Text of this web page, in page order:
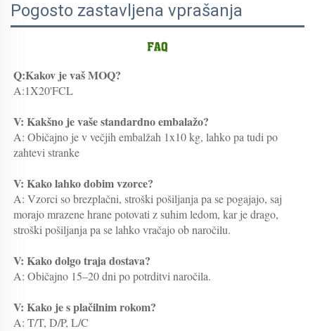
Pogosto zastavljena vprašanja
Q:Kakov je vaš MOQ?
A:1X20'FCL
V: Kakšno je vaše standardno embalažo?
A: Običajno je v večjih embalžah 1x10 kg, lahko pa tudi po
zahtevi stranke
V: Kako lahko dobim vzorce?
A: Vzorci so brezplačni, stroški pošiljanja pa se pogajajo, saj
morajo mrazene hrane potovati z suhim ledom, kar je drago,
stroški pošiljanja pa se lahko vračajo ob naročilu.
V: Kako dolgo traja dostava?
A: Običajno 15–20 dni po potrditvi naročila.
V: Kako je s plačilnim rokom?
A: T/T, D/P, L/C